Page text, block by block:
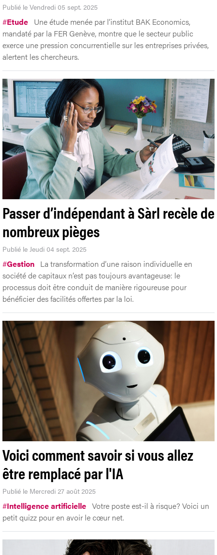
Publié le Vendredi 05 sept. 2025
#Etude Une étude menée par l’institut BAK Economics,
mandaté par la FER Genève, montre que le secteur public
exerce une pression concurrentielle sur les entreprises privées,
alertent les chercheurs.
Passer d’indépendant à Sàrl recèle de
nombreux pièges
Publié le Jeudi 04 sept. 2025
#Gestion La transformation d’une raison individuelle en
société de capitaux n’est pas toujours avantageuse: le
processus doit être conduit de manière rigoureuse pour
bénéficier des facilités offertes par la loi.
Voici comment savoir si vous allez
être remplacé par l'IA
Publié le Mercredi 27 août 2025
#Intelligence artificielle Votre poste est-il à risque? Voici un
petit quizz pour en avoir le cœur net.